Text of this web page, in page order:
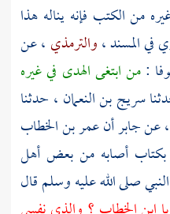
من الكتب فإنه يناله هذا
في المسند ،والترمذي ، عن
:من ابتغى الهدى في غيره
سريج بن النعمان ، حدثنا
، عنجابرأنعمر بن الخطاب
بكتاب أصابه من بعض أهل
صلى الله عليه وسلم قال